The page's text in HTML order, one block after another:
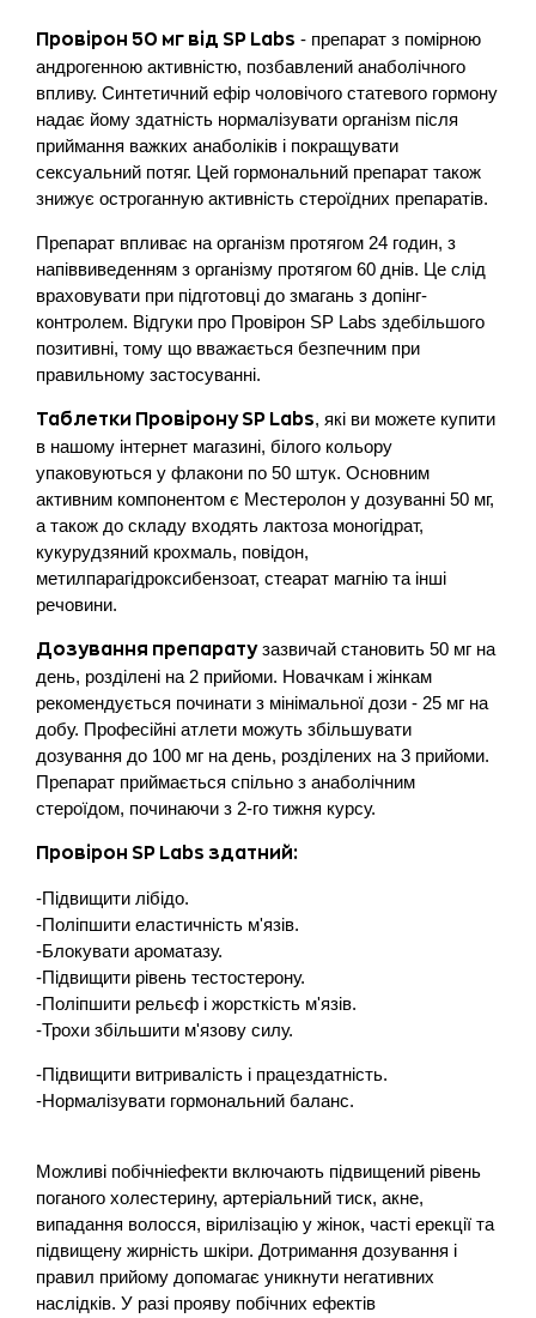
Провірон 50 мг від SP Labs - препарат з помірною
андрогенною активністю, позбавлений анаболічного
впливу. Синтетичний ефір чоловічого статевого гормону
надає йому здатність нормалізувати організм після
приймання важких анаболіків і покращувати
сексуальний потяг. Цей гормональний препарат також
знижує остроганную активність стероїдних препаратів.
Препарат впливає на організм протягом 24 годин, з
напіввиведенням з організму протягом 60 днів. Це слід
враховувати при підготовці до змагань з допінг-
контролем. Відгуки про Провірон SP Labs здебільшого
позитивні, тому що вважається безпечним при
правильному застосуванні.
Таблетки Провірону SP Labs, які ви можете купити
в нашому інтернет магазині, білого кольору
упаковуються у флакони по 50 штук. Основним
активним компонентом є Местеролон у дозуванні 50 мг,
а також до складу входять лактоза моногідрат,
кукурудзяний крохмаль, повідон,
метилпарагідроксибензоат, стеарат магнію та інші
речовини.
Дозування препаратузазвичай становить 50 мг на
день, розділені на 2 прийоми. Новачкам і жінкам
рекомендується починати з мінімальної дози - 25 мг на
добу. Професійні атлети можуть збільшувати
дозування до 100 мг на день, розділених на 3 прийоми.
Препарат приймається спільно з анаболічним
стероїдом, починаючи з 2-го тижня курсу.
Провірон SP Labs здатний:
-Підвищити лібідо.
-Поліпшити еластичність м'язів.
-Блокувати ароматазу.
-Підвищити рівень тестостерону.
-Поліпшити рельєф і жорсткість м'язів.
-Трохи збільшити м'язову силу.
-Підвищити витривалість і працездатність.
-Нормалізувати гормональний баланс.
Можливі побічніефекти включають підвищений рівень
поганого холестерину, артеріальний тиск, акне,
випадання волосся, вірилізацію у жінок, часті ерекції та
підвищену жирність шкіри. Дотримання дозування і
правил прийому допомагає уникнути негативних
наслідків. У разі прояву побічних ефектів